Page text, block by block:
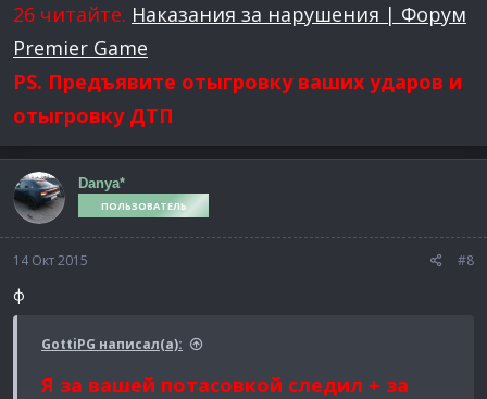
26 читайте. Наказания за нарушения | Форум
Premier Game
PS. Предъявите отыгровку ваших ударов и
отыгровку ДТП
Danya*
ПОЛЬЗОВАТЕЛЬ
14 Окт 2015 #8
ф
GottiPG написал(а):
Я за вашей потасовкой следил + за